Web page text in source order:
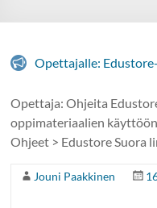
Opettajalle:
Opettaja: Ohjeita
oppimateriaalien
Ohjeet > Edustore Suora
Jouni Paakkinen